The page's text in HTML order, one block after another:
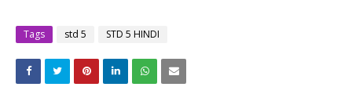
Tags std 5 STD 5 HINDI